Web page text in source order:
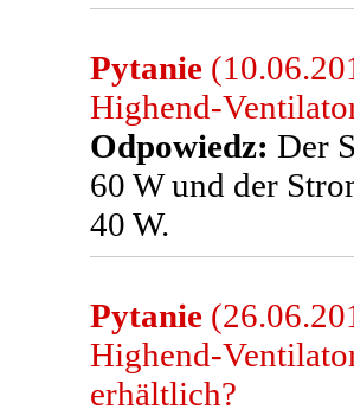
Pytanie
Highend-
Odpowiedz: Der
60 W und der
40 W.
Pytanie
Highend-
erhältlich?